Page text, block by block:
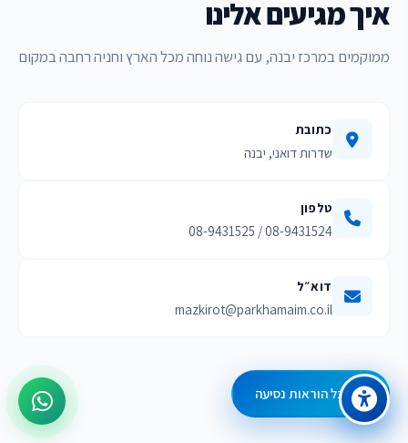
איך מגיעים אלינו
ממוקמים במרכז יבנה, עם גישה נוחה מכל הארץ וחניה רחבה במקום
כתובת
שדרות דואני, יבנה
טלפון
08-9431524 / 08-9431525
דוא״ל
mazkirot@parkhamaim.co.il
קבל הוראות נסיעה